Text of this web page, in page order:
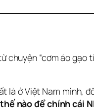
chuyện “cơm áo
ở Việt Nam mình,
nào để chính cái